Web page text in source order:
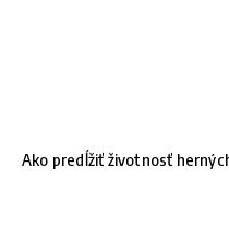
Ako predĺžiť životnosť